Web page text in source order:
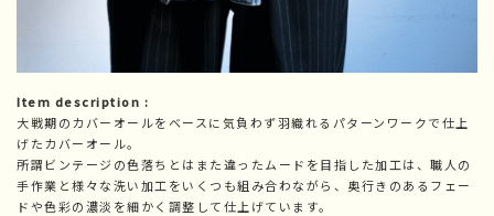
Item description :
大戦期のカバーオールをベースに気負わず羽織れるパターンワークで仕上
げたカバーオール。
所謂ビンテージの色落ちとはまた違ったムードを目指した加工は、職人の
手作業と様々な洗い加工をいくつも組み合わながら、奥行きのあるフェー
ドや色彩の濃淡を細かく調整して仕上げています。